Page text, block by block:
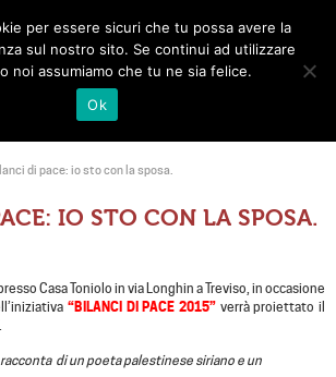
Toggle
di pace: io sto con la sposa.
IO STO CON LA SPOSA.
Casa Toniolo in via Longhin a Treviso, in occasione
“BILANCI DI PACE 2015”verrà proiettato il
di un poeta palestinese siriano e un
per essere sicuri che tu possa avere la
sul nostro sito. Se continui ad utilizzare
noi assumiamo che tu ne sia felice.
Ok